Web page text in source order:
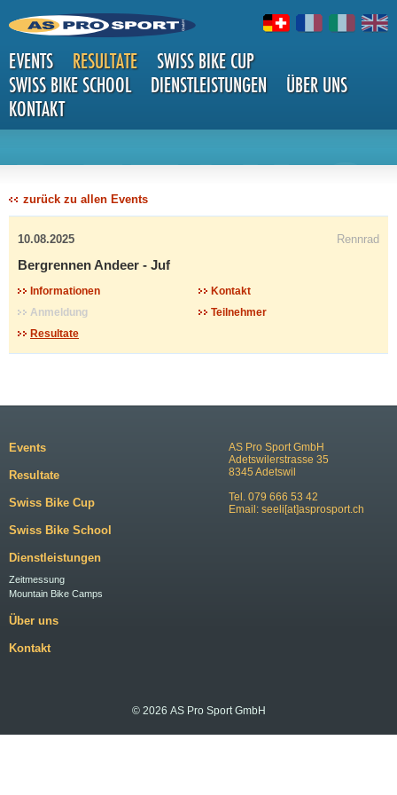
EVENTS RESULTATE
SWISS BIKE CUP
SWISS BIKE SCHOOL
DIENSTLEISTUNGEN
ÜBER UNS
KONTAKT
DETAILS
zurück zu allen Events
10.08.2025 Rennrad
Bergrennen Andeer - Juf
Informationen
Kontakt
Anmeldung
Teilnehmer
Resultate
AS Pro Sport GmbH
Adetswilerstrasse 35
8345 Adetswil
Tel. 079 666 53 42
Email: seeli[at]asprosport.ch
Events
Resultate
Swiss Bike Cup
Swiss Bike School
Dienstleistungen
Zeitmessung
Mountain Bike Camps
Über uns
Kontakt
© 2026 AS Pro Sport GmbH